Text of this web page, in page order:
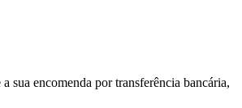
a sua encomenda por transferência bancária,